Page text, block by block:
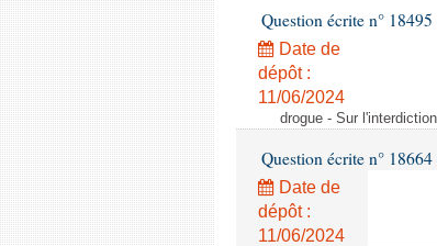
Question écrite n°
Date de
dépôt :
11/06/2024
drogue - Sur
Question écrite n°
Date de
dépôt :
11/06/2024